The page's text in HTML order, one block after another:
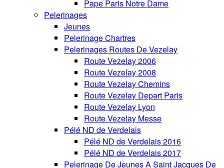
Pape Paris Notre Dame
Pelerinages
Jeunes
Pelerinage Chartres
Pelerinages Routes De Vezelay
Route Vezelay 2006
Route Vezelay 2008
Route Vezelay Chemins
Route Vezelay Depart Paris
Route Vezelay Lyon
Route Vezelay Messe
Pélé ND de Verdelais
Pélé ND de Verdelais 2016
Pélé ND de Verdelais 2017
Pelerinage De Jeunes A Saint Jacques De